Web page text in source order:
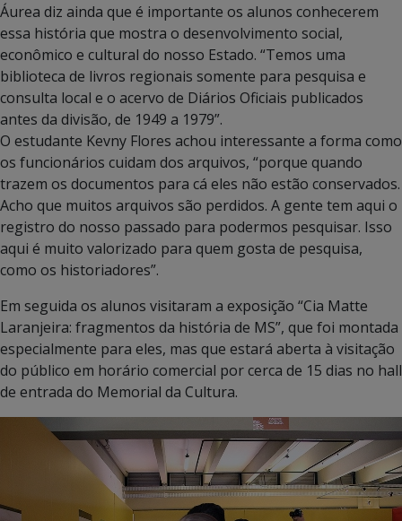
Áurea diz ainda que é importante os alunos conhecerem
essa história que mostra o desenvolvimento social,
econômico e cultural do nosso Estado. “Temos uma
biblioteca de livros regionais somente para pesquisa e
consulta local e o acervo de Diários Oficiais publicados
antes da divisão, de 1949 a 1979”.
O estudante Kevny Flores achou interessante a forma como
os funcionários cuidam dos arquivos, “porque quando
trazem os documentos para cá eles não estão conservados.
Acho que muitos arquivos são perdidos. A gente tem aqui o
registro do nosso passado para podermos pesquisar. Isso
aqui é muito valorizado para quem gosta de pesquisa,
como os historiadores”.
Em seguida os alunos visitaram a exposição “Cia Matte
Laranjeira: fragmentos da história de MS”, que foi montada
especialmente para eles, mas que estará aberta à visitação
do público em horário comercial por cerca de 15 dias no hall
de entrada do Memorial da Cultura.